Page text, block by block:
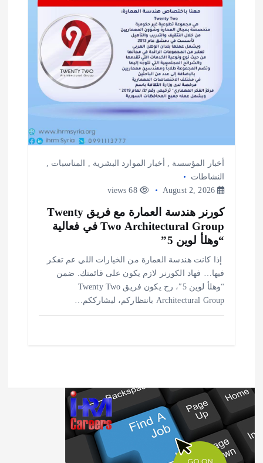
أخبار المؤسسة , أخبار الموارد البشرية , المناسبات ,
النشاطات
August 2, 2026
68 views
كورنر هندسة العمارة مع فريق Twenty
Two Architectural Group في فعالية
“وهلأ لوين 5”
️ إذا كانت هندسة العمارة من الخيارات اللي عم تفكر
فيها… فهاد الكورنر لازم يكون على قائمتك. ضمن
“وهلأ لوين 5″، رح يكون فريق Twenty Two
Architectural Group بانتظاركم، ليشارككم…